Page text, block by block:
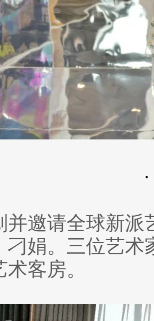
并邀请全球新派
刁娟。三位艺术
客房。